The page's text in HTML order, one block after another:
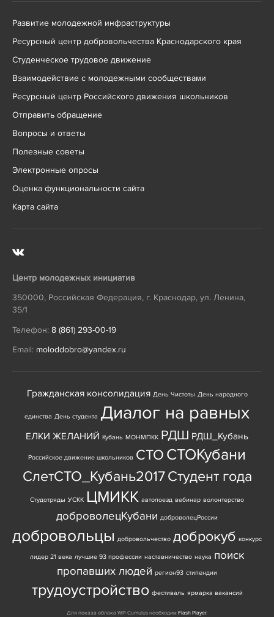
Развитие молодежной инфраструктуры
Ресурсный центр добровольчества Краснодарского края
Студенческое трудовое движение
Взаимодействие с молодежными сообществами
Ресурсный центр Российского движения школьников
Отправить обращение
Вопросы и ответы
Полезные советы
Электронные опросы
Оценка функциональности сайта
Карта сайта
Центр молодежных инициатив
350000, Российская Федерация, г. Краснодар, ул. Ленина,
35/1
Телефон: 8 (861) 293-00-19
Email: moloddobro@yandex.ru
Гражданская консолидация День Чистоты День народного
единства День студента Диалог на равных
ЕЛКИ ЖЕЛАНИЙ Кубань МОНМПКК РДШ РДШ_Кубань
Российское движение школьников СТО СТОКубани
СлетСТО_Кубань2017Студент года
Студотряды УСКК ЦМИКК автопоезд вебинар волонтерство
доброволецКубани доброволецРоссии
добровольцы добровольчество доброкуб конкурс
лидер 21 века лучшие 93 профессии наставничество наука поиск
пропавших людей регион93 стипендии
трудоустройство фестиваль ярмарка вакансий
Для показа облака WP-Cumulus необходим Flash Player.